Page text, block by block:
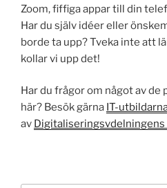
Zoom, fiffiga appar till din
Har du själv idéer eller
borde ta upp? Tveka inte att
kollar vi upp det!
Har du frågor om något av de
här? Besök gärna IT-
av Digitaliseringsvdelningens